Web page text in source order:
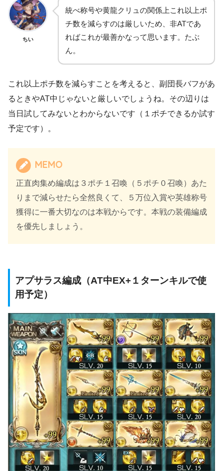
ちい
統べ称号や黄龍クリュの関係上これ以上ポ
チ数を減らすのは厳しいため、非ATであ
ればこれが最善かなって思います。たぶ
ん。
これ以上ポチ数を減らすことを考えると、副団長バフがあ
るときやAT中じゃないと厳しいでしょうね。その辺りは
当日試してみないとわからないです（１ポチできるか試す
予定です）。
MEMO
正直肉集め編成は３ポチ１召喚（５ポチ０召喚）あた
りまで減らせたら全然良くて、５万位入賞や英雄称号
獲得に一番大切なのは本戦からです。本戦の装備編成
を優先しましょう。
アプサラス編成（AT中EX+１ターンキルで使
用予定）